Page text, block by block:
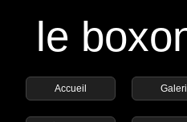
le
Accueil